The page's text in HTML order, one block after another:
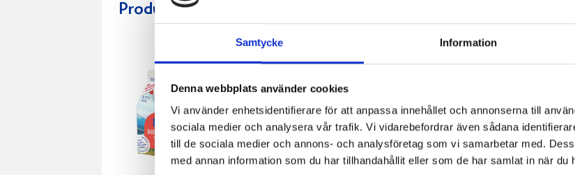
Samtycke Information
Denna webbplats använder cookies
Vi använder enhetsidentifierare för att anpassa innehållet och annonserna till
sociala medier och analysera vår trafik. Vi vidarebefordrar även sådana
till de sociala medier och annons- och analysföretag som vi samarbetar med.
med annan information som du har tillhandahållit eller som de har samlat in när du
Produkter i receptet: